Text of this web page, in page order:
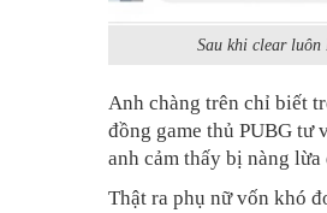
Sau khi clear luôn
Anh chàng trên chỉ biết
đồng game thủ PUBG tư
anh cảm thấy bị nàng lừa
Thật ra phụ nữ vốn khó